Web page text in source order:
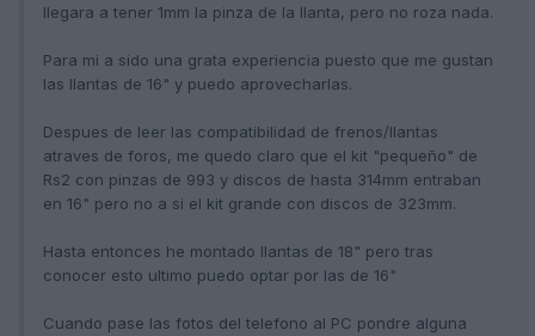
llegara a tener 1mm la pinza de la llanta, pero no roza nada.
Para mi a sido una grata experiencia puesto que me gustan
las llantas de 16" y puedo aprovecharlas.
Despues de leer las compatibilidad de frenos/llantas
atraves de foros, me quedo claro que el kit "pequeño" de
Rs2 con pinzas de 993 y discos de hasta 314mm entraban
en 16" pero no a si el kit grande con discos de 323mm.
Hasta entonces he montado llantas de 18" pero tras
conocer esto ultimo puedo optar por las de 16"
Cuando pase las fotos del telefono al PC pondre alguna